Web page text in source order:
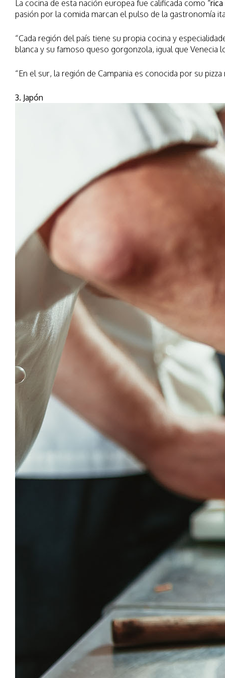
La cocina de esta nación europea fue calificada como
pasión por la comida marcan el pulso de la gastronomía
“Cada región del país tiene su propia cocina y
blanca y su famoso queso gorgonzola, igual que
“En el sur, la región de Campania es conocida por su
3. Japón